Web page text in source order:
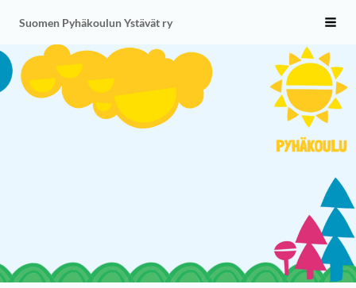
Siirry
sisältöön
Suomen Pyhäkoulun Ystävät ry